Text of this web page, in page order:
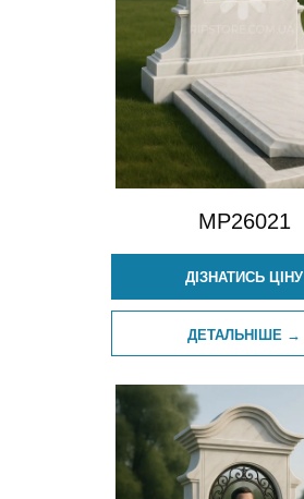
MP26021
ДІЗНАТИСЬ ЦІНУ
ДЕТАЛЬНІШЕ →